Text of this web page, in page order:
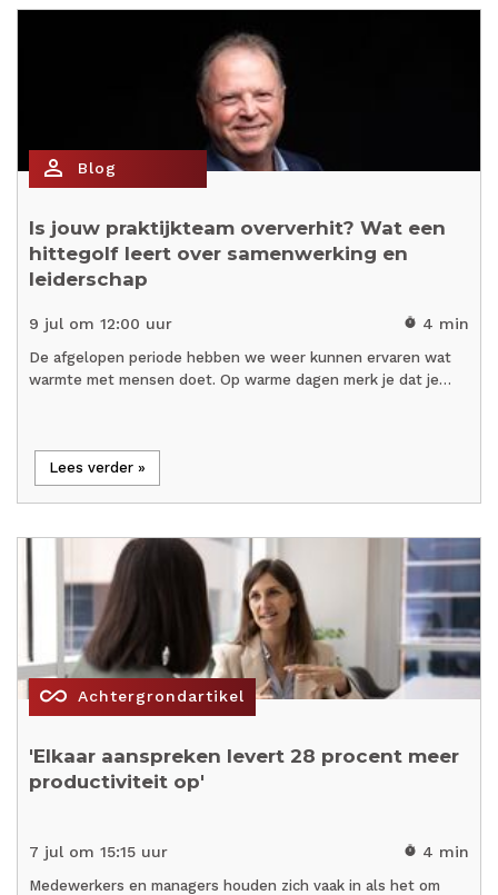
person_outline Blog
Is jouw praktijkteam oververhit? Wat een
hittegolf leert over samenwerking en
leiderschap
9 jul om 12:00 uur timer 4 min
De afgelopen periode hebben we weer kunnen ervaren wat
warmte met mensen doet. Op warme dagen merk je dat je…
Lees verder »
all_inclusive Achtergrondartikel
'Elkaar aanspreken levert 28 procent meer
productiviteit op'
7 jul om 15:15 uur timer 4 min
Medewerkers en managers houden zich vaak in als het om